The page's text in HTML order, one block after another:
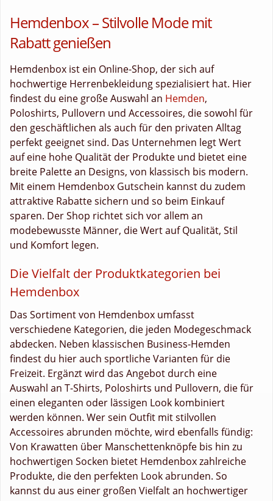
Hemdenbox – Stilvolle Mode mit
Rabatt genießen
Hemdenbox ist ein Online-Shop, der sich auf
hochwertige Herrenbekleidung spezialisiert hat. Hier
findest du eine große Auswahl an Hemden,
Poloshirts, Pullovern und Accessoires, die sowohl für
den geschäftlichen als auch für den privaten Alltag
perfekt geeignet sind. Das Unternehmen legt Wert
auf eine hohe Qualität der Produkte und bietet eine
breite Palette an Designs, von klassisch bis modern.
Mit einem Hemdenbox Gutschein kannst du zudem
attraktive Rabatte sichern und so beim Einkauf
sparen. Der Shop richtet sich vor allem an
modebewusste Männer, die Wert auf Qualität, Stil
und Komfort legen.
Die Vielfalt der Produktkategorien bei
Hemdenbox
Das Sortiment von Hemdenbox umfasst
verschiedene Kategorien, die jeden Modegeschmack
abdecken. Neben klassischen Business-Hemden
findest du hier auch sportliche Varianten für die
Freizeit. Ergänzt wird das Angebot durch eine
Auswahl an T-Shirts, Poloshirts und Pullovern, die für
einen eleganten oder lässigen Look kombiniert
werden können. Wer sein Outfit mit stilvollen
Accessoires abrunden möchte, wird ebenfalls fündig:
Von Krawatten über Manschettenknöpfe bis hin zu
hochwertigen Socken bietet Hemdenbox zahlreiche
Produkte, die den perfekten Look abrunden. So
kannst du aus einer großen Vielfalt an hochwertiger